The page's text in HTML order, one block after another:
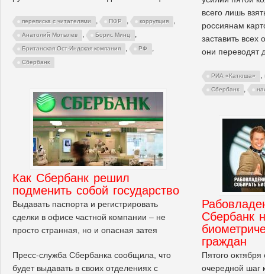
переписка с читателями , ПФР , коррупция ,
Анатолий Мотылев , Борис Минц ,
Британская Ост-Индская компания , РФ ,
Сбербанк
всего лишь
россиянам
заставить всех
они переводят
РИА «Катюша» ,
Сбербанк ,
Как Сбербанк решил
подменить собой государство
Выдавать паспорта и регистрировать
сделки в офисе частной компании – не
просто странная, но и опасная затея
Пресс-служба Сбербанка сообщила, что
будет выдавать в своих отделениях с
Сбербанк
граждан
Пятого октября
очередной шаг